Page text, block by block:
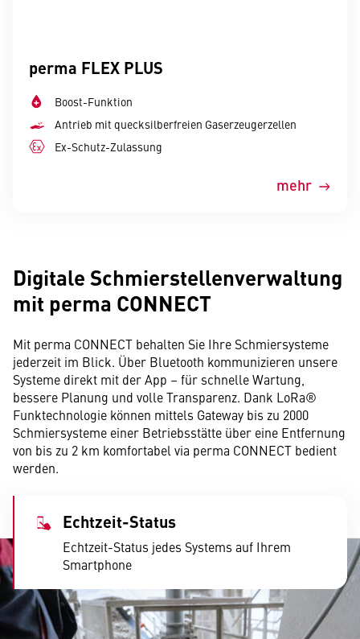
perma FLEX PLUS
Boost-Funktion
Antrieb mit quecksilberfreien Gaserzeugerzellen
Ex-Schutz-Zulassung
mehr
Digitale Schmierstellenverwaltung
mit perma CONNECT
Mit perma CONNECT behalten Sie Ihre Schmiersysteme
jederzeit im Blick. Über Bluetooth kommunizieren unsere
Systeme direkt mit der App – für schnelle Wartung,
bessere Planung und volle Transparenz. Dank LoRa®
Funktechnologie können mittels Gateway bis zu 2000
Schmiersysteme einer Betriebsstätte über eine Entfernung
von bis zu 2 km komfortabel via perma CONNECT bedient
werden.
Echtzeit-Status
Echtzeit-Status jedes Systems auf Ihrem
Smartphone